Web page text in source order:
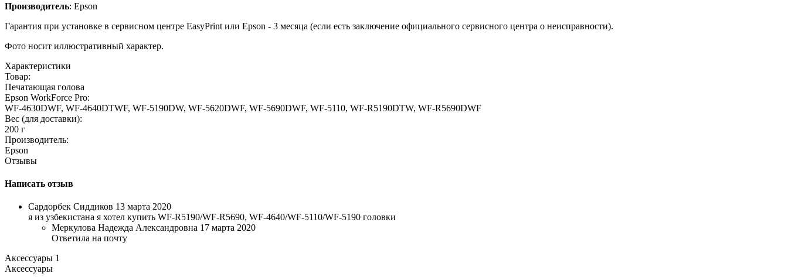
Производитель: Epson
Гарантия при установке в сервисном центре EasyPrint или Epson - 3 месяца (если есть заключение официального сервисного центра о неисправности).
Фото носит иллюстративный характер.
Характеристики
Товар:
Печатающая голова
Epson WorkForce Pro:
WF-4630DWF, WF-4640DTWF, WF-5190DW, WF-5620DWF, WF-5690DWF, WF-5110, WF-R5190DTW, WF-R5690DWF
Вес (для доставки):
200 г
Производитель:
Epson
Отзывы
Написать отзыв
Сардорбек Сиддиков 13 марта 2020
я из узбекистана я хотел купить WF-R5190/WF-R5690, WF-4640/WF-5110/WF-5190 головки
Меркулова Надежда Александровна 17 марта 2020
Ответила на почту
Аксессуары 1
Аксессуары